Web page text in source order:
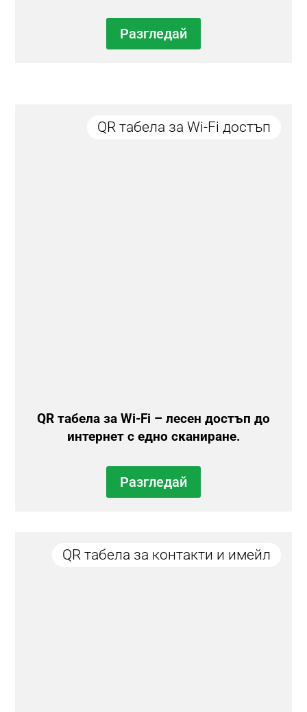
Разгледай
QR табела за Wi-Fi достъп
QR табела за Wi-Fi – лесен достъп до
интернет с едно сканиране.
Разгледай
QR табела за контакти и имейл